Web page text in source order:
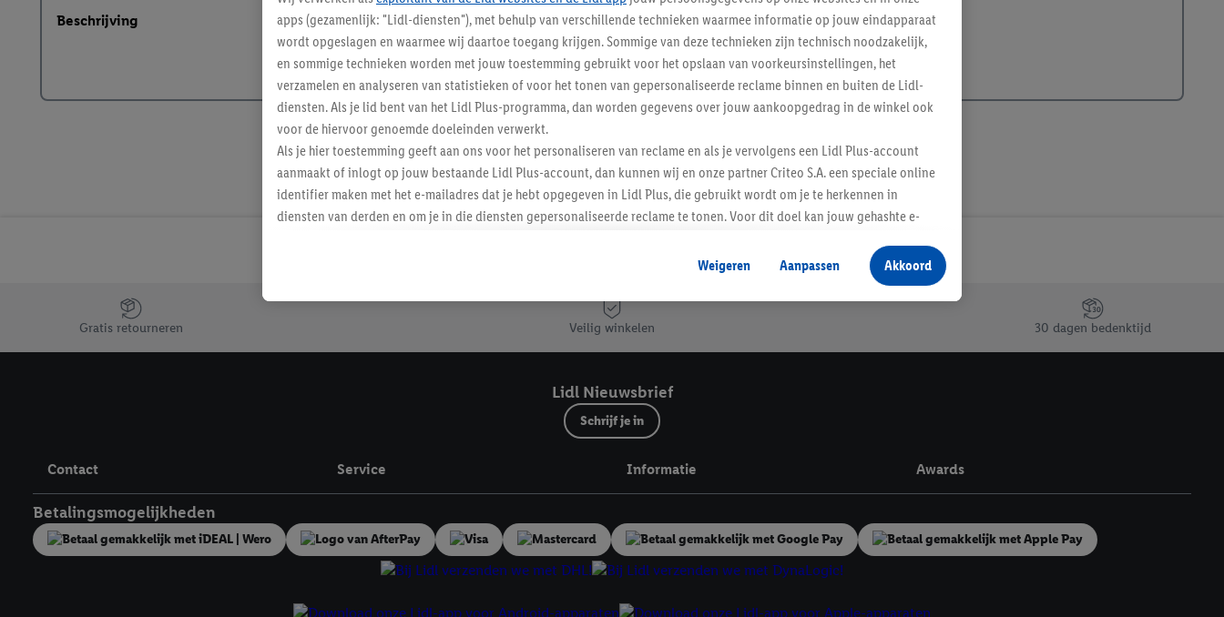
Beschrijving
Jouw voordelen bij ons als Lidl webshop klant
Gratis retourneren Veilig winkelen 30 dagen bedenktijd
Lidl Nieuwsbrief
Schrijf je in
Contact Service Informatie Awards
Betalingsmogelijkheden
apps (gezamenlijk: "Lidl-diensten"), met behulp van verschillende technieken waarmee informatie op jouw eindapparaat
wordt opgeslagen en waarmee wij daartoe toegang krijgen. Sommige van deze technieken zijn technisch noodzakelijk,
en sommige technieken worden met jouw toestemming gebruikt voor het opslaan van voorkeursinstellingen, het
verzamelen en analyseren van statistieken of voor het tonen van gepersonaliseerde reclame binnen en buiten de Lidl-
diensten. Als je lid bent van het Lidl Plus-programma, dan worden gegevens over jouw aankoopgedrag in de winkel ook
voor de hiervoor genoemde doeleinden verwerkt.
Als je hier toestemming geeft aan ons voor het personaliseren van reclame en als je vervolgens een Lidl Plus-account
aanmaakt of inlogt op jouw bestaande Lidl Plus-account, dan kunnen wij en onze partner Criteo S.A. een speciale online
identifier maken met het e-mailadres dat je hebt opgegeven in Lidl Plus, die gebruikt wordt om je te herkennen in
diensten van derden en om je in die diensten gepersonaliseerde reclame te tonen. Voor dit doel kan jouw gehashte e-
Als je hiervoor toestemming geeft, dan kunnen retargeting advertenties worden weergegeven voor producten waarin je
eerder interesse hebt getoond (bijvoorbeeld door het product in een winkelmandje van een online winkel te plaatsen
maar het niet te kopen). De retargeting advertenties kunnen op verschillende eindapparaten en binnen verschillende
Onder "Aanpassen" kun je aangeven met welke cookies en vergelijkbare technieken en met welke
verwerkingsdoeleinden je instemt. Verder kan je er meer informatie vinden over de gegevensverwerking.
technieken worden gebruikt.
Door op "Akkoord" te klikken, stem je in met alle verwerkingen voor alle bovengenoemde doeleinden. Meer informatie,
inclusief over de opslagperiode van de gegevens en je recht om jouw toestemming op elk gewenst moment in te
trekken, vind je in onzeprivacyverklaring. Je vindt de impressum voor de Lidl website hier.Klikhier voor meer informatie
over de cookies die wij inzetten.
Weigeren Aanpassen Akkoord